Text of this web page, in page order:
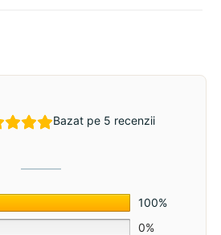
Bazat pe 5 recenzii
100%
0%